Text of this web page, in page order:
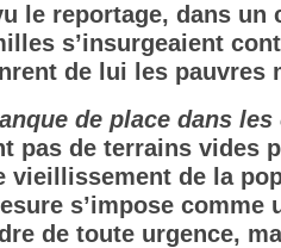
le reportage, dans un
s’insurgeaient
de lui les pauvres
de place dans
pas de terrains vides
vieillissement de la
s’impose comme
de toute urgence,